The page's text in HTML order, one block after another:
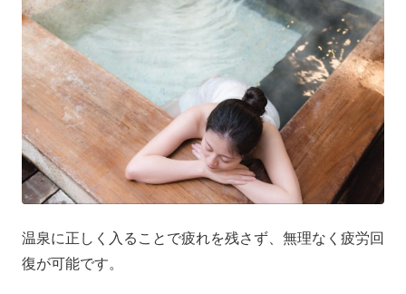
温泉に正しく入ることで疲れを残さず、無理なく疲労回
復が可能です。